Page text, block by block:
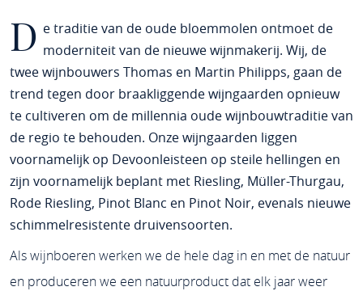
D e traditie van de oude bloemmolen ontmoet de
moderniteit van de nieuwe wijnmakerij. Wij, de
twee wijnbouwers Thomas en Martin Philipps, gaan de
trend tegen door braakliggende wijngaarden opnieuw
te cultiveren om de millennia oude wijnbouwtraditie van
de regio te behouden. Onze wijngaarden liggen
voornamelijk op Devoonleisteen op steile hellingen en
zijn voornamelijk beplant met Riesling, Müller-Thurgau,
Rode Riesling, Pinot Blanc en Pinot Noir, evenals nieuwe
schimmelresistente druivensoorten.
Als wijnboeren werken we de hele dag in en met de natuur
en produceren we een natuurproduct dat elk jaar weer